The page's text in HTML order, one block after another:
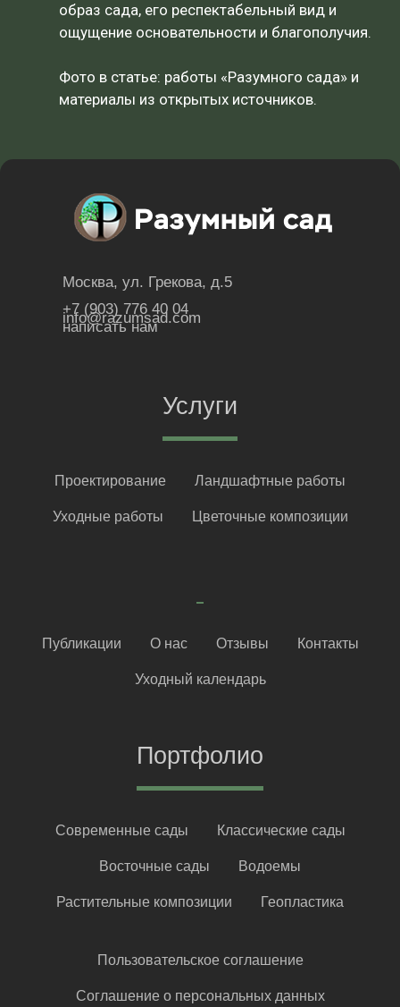
образ сада, его респектабельный вид и
ощущение основательности и благополучия.
Фото в статье: работы «Разумного сада» и
материалы из открытых источников.
Москва, ул. Грекова, д.5
+7 (903) 776 40 04
info@razumsad.com
написать нам
Услуги
Проектирование Ландшафтные работы
Уходные работы Цветочные композиции
Публикации О нас Отзывы Контакты
Уходный календарь
Портфолио
Современные сады Классические сады
Восточные сады Водоемы
Растительные композиции Геопластика
Пользовательское соглашение
Соглашение о персональных данных